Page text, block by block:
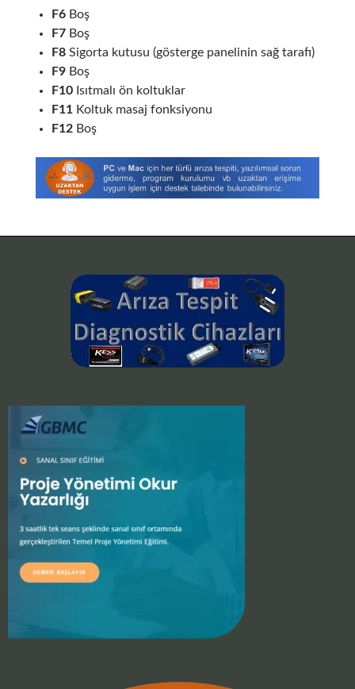
F6Boş
F7Boş
F8Sigorta kutusu (gösterge panelinin sağ tarafı)
F9Boş
F10Isıtmalı ön koltuklar
F11Koltuk masaj fonksiyonu
F12Boş